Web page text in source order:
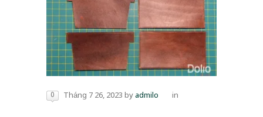
0 Tháng 7 26, 2023 byadmilo in